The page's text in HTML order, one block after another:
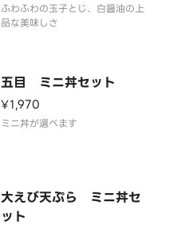
ふわふわの玉子とじ、白醤油の上
品な美味しさ
五目 ミニ丼セット
¥1,970
ミニ丼が選べます
大えび天ぷら ミニ丼セ
ット